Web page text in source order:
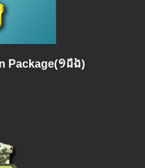
Package(១ដង)